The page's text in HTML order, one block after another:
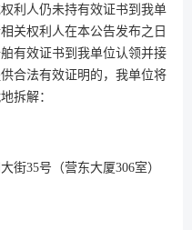
利人仍未持有效证书到我单
关权利人在本公告发布之日
有效证书到我单位认领并接
合法有效证明的，我单位将
拆解：
街35号（营东大厦306室）